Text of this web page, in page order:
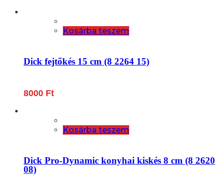
Kosárba teszem
Dick fejtőkés 15 cm (8 2264 15)
8000 Ft
Kosárba teszem
Dick Pro-Dynamic konyhai kiskés 8 cm (8 2620
08)